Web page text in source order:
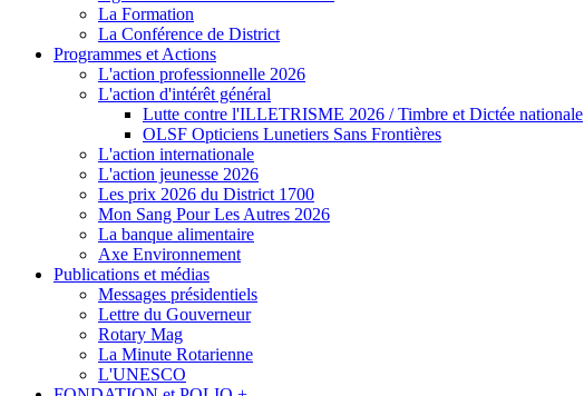
La Formation
La Conférence de District
Programmes et Actions
L'action professionnelle 2026
L'action d'intérêt général
Lutte contre l'ILLETRISME 2026 / Timbre et Dictée nationale
OLSF Opticiens Lunetiers Sans Frontières
L'action internationale
L'action jeunesse 2026
Les prix 2026 du District 1700
Mon Sang Pour Les Autres 2026
La banque alimentaire
Axe Environnement
Publications et médias
Messages présidentiels
Lettre du Gouverneur
Rotary Mag
La Minute Rotarienne
L'UNESCO